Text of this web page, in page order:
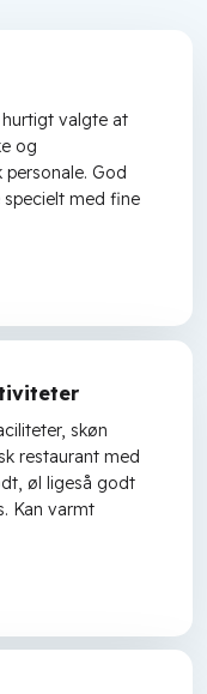
valgte at
og
God
med fine
skøn
restaurant med
øl ligeså godt
Kan varmt